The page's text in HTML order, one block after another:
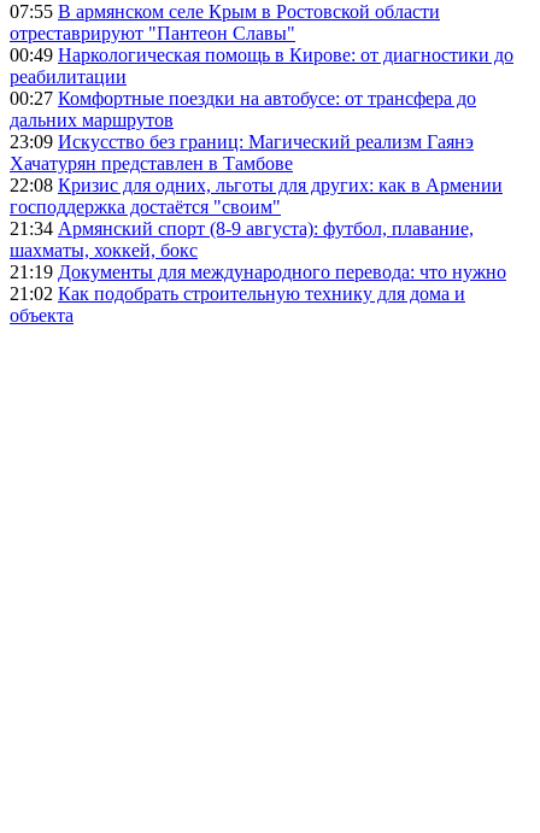
07:55 В армянском селе Крым в Ростовской области
отреставрируют "Пантеон Славы"
00:49 Наркологическая помощь в Кирове: от диагностики до
реабилитации
00:27 Комфортные поездки на автобусе: от трансфера до
дальних маршрутов
23:09 Искусство без границ: Магический реализм Гаянэ
Хачатурян представлен в Тамбове
22:08 Кризис для одних, льготы для других: как в Армении
господдержка достаётся "своим"
21:34 Армянский спорт (8-9 августа): футбол, плавание,
шахматы, хоккей, бокс
21:19 Документы для международного перевода: что нужно
21:02 Как подобрать строительную технику для дома и
объекта